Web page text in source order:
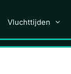
Vluchttijden